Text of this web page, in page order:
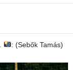
: (Sebők Tamás)